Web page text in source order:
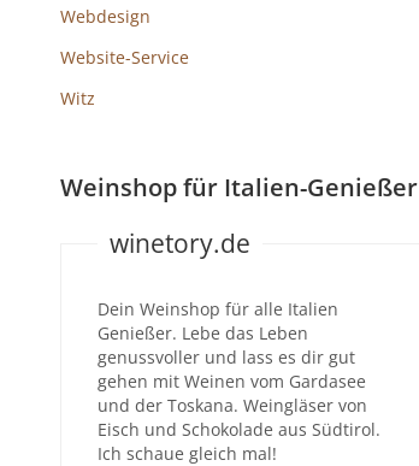
Webdesign
Website-Service
Witz
Weinshop für Italien-Genießer
winetory.de
Dein Weinshop für alle Italien
Genießer. Lebe das Leben
genussvoller und lass es dir gut
gehen mit Weinen vom Gardasee
und der Toskana. Weingläser von
Eisch und Schokolade aus Südtirol.
Ich schaue gleich mal!